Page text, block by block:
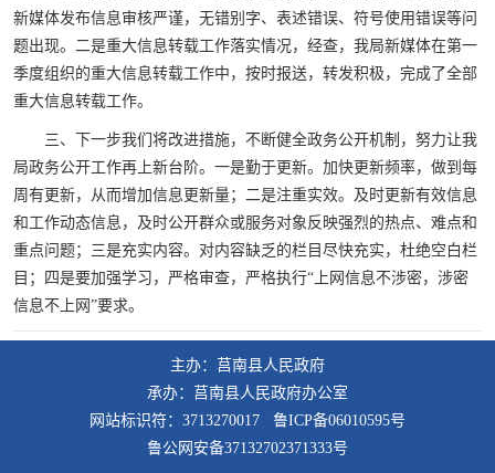
新媒体发布信息审核严谨，无错别字、表述错误、符号使用错误等问
题出现。二是重大信息转载工作落实情况，经查，我局新媒体在第一
季度组织的重大信息转载工作中，按时报送，转发积极，完成了全部
重大信息转载工作。
三、下一步我们将改进措施，不断健全政务公开机制，努力让我
局政务公开工作再上新台阶。一是勤于更新。加快更新频率，做到每
周有更新，从而增加信息更新量；二是注重实效。及时更新有效信息
和工作动态信息，及时公开群众或服务对象反映强烈的热点、难点和
重点问题；三是充实内容。对内容缺乏的栏目尽快充实，杜绝空白栏
目；四是要加强学习，严格审查，严格执行“上网信息不涉密，涉密
信息不上网”要求。
主办：莒南县人民政府
承办：莒南县人民政府办公室
网站标识符：3713270017 鲁ICP备06010595号
鲁公网安备37132702371333号